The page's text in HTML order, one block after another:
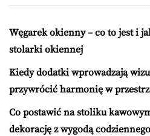
Węgarek okienny – co to jest i
stolarki okiennej
Kiedy dodatki wprowadzają
przywrócić harmonię w
Co postawić na stoliku
dekorację z wygodą